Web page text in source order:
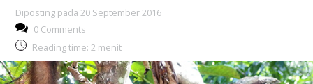
Diposting pada 20 September 2016
0 Comments
Reading time: 2 menit